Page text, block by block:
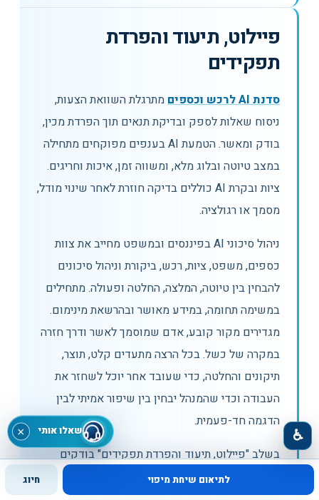
פיילוט, תיעוד והפרדת
תפקידים
סדנת AI לרכש וכספים
מתרגלת השוואת הצעות,
ניסוח שאלות לספק ובדיקת תנאים תוך הפרדת מכין,
בודק ומאשר. הטמעת AI בענפים מפוקחים מתחילה
במצב טיוטה ובלוג מלא, ומשווה זמן, איכות וחריגים.
ציות ובקרת AI כוללים בדיקה חוזרת לאחר שינוי מודל,
מסמך או רגולציה.
ניהול סיכוני AI בפיננסים ובמשפט מחייב את צוות
כספים, משפט, ציות, רכש, ביקורת וניהול סיכונים
להבחין בין טיוטה, המלצה, החלטה ופעולה. מתחילים
במשימה תחומה, במידע מאושר ובהרשאת מינימום.
מגדירים מקור קובע, אדם שמוסמך לאשר ודרך חזרה
במקרה של כשל. בכל הרצה מתעדים קלט, תוצר,
תיקונים והחלטה, כדי שעובד אחר יוכל לשחזר את
העבודה וכדי שהמנהל יבחין בין שיפור אמיתי לבין
הדגמה חד-פעמית.
בשלב "פיילוט, תיעוד והפרדת תפקידים" בודקים
תרחיש רגיל, מידע חסר, מקרה קצה ותוצאה משכנעת
לתיאום שיחת מיפוי חיוג
שאלו אותי × ♿